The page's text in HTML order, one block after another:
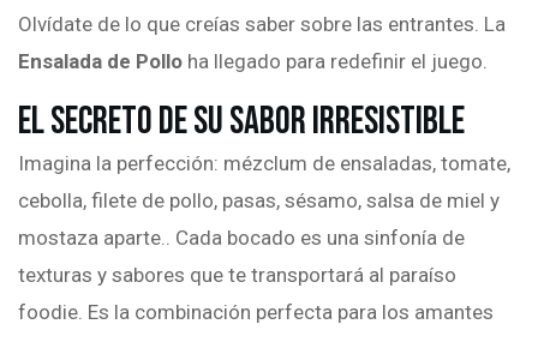
Olvídate de lo que creías saber sobre las entrantes. La
Ensalada de Pollo ha llegado para redefinir el juego.
El Secreto de su Sabor Irresistible
Imagina la perfección: mézclum de ensaladas, tomate,
cebolla, filete de pollo, pasas, sésamo, salsa de miel y
mostaza aparte.. Cada bocado es una sinfonía de
texturas y sabores que te transportará al paraíso
foodie. Es la combinación perfecta para los amantes